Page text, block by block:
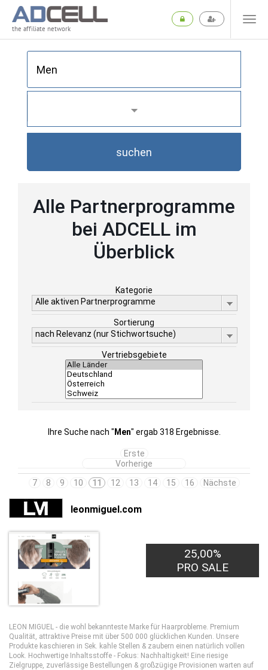
the affiliate network
suchen
Alle Partnerprogramme
bei ADCELL im
Überblick
Kategorie
Alle aktiven Partnerprogramme
Sortierung
nach Relevanz (nur Stichwortsuche)
Vertriebsgebiete
Ihre Suche nach " Men" ergab 318 Ergebnisse.
Erste
Vorherige
7
8 9 10 11 12 13 14 15 16 Nächste
leonmiguel.com
25,00%
PRO SALE
LEON MIGUEL - die wohl bekannteste Marke für Haarprobleme. Premium
Qualität, attraktive Preise mit über 500 000 glücklichen Kunden. Unsere
Produkte kaschieren in Sek. kahle Stellen & zaubern einen natürlich vollen
Look. Hochwertige Inhaltsstoffe - Fokus: Nachhaltigkeit! Eine riesige
Zielgruppe, zuverlässige Bestellungen & großzügige Provisionen warten auf